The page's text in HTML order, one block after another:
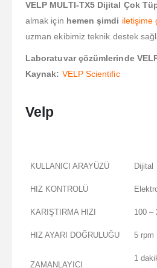
VELP MULTI-TX5 Dijital Çok
almak için hemen şimdi iletişime
uzman ekibimiz teknik destek
Laboratuvar çözümlerinde
Kaynak: VELP Scientific
Velp
KULLANICI ARAYÜZÜ Dijital
HIZ KONTROLÜ
KARIŞTIRMA HIZI 100 –
HIZ AYARI DOĞRULUĞU 5 rpm
ZAMANLAYICI
1